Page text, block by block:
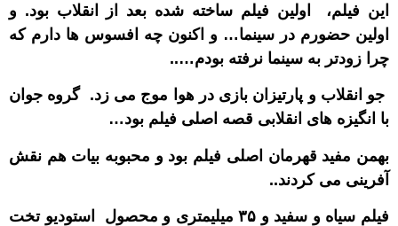
این فیلم، اولین فیلم ساخته شده بعد از انقلاب بود. و
اولین حضورم در سینما… و اکنون چه افسوس ها دارم که
چرا زودتر به سینما نرفته بودم…..
جو انقلاب و پارتیزان بازی در هوا موج می زد. گروه جوان
با انگیزه های انقلابی قصه اصلی فیلم بود…
بهمن مفید قهرمان اصلی فیلم بود و محبوبه بیات هم نقش
آفرینی می کردند..
فیلم سیاه و سفید و ۳۵ میلیمتری و محصول استودیو تخت